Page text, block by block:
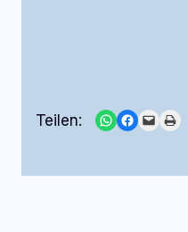
Teilen: Share on WhatsApp
Share on Facebook
Email this PagePrint this Page